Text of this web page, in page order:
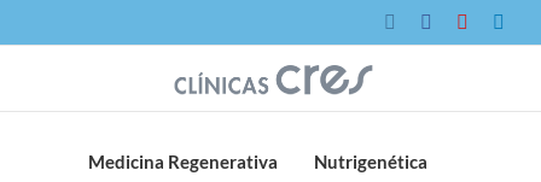
al
InstagramFacebookYouTube
Medicina Regenerativa Nutrigenética